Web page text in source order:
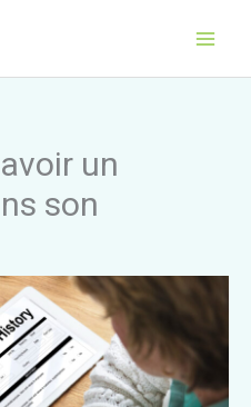
un
son